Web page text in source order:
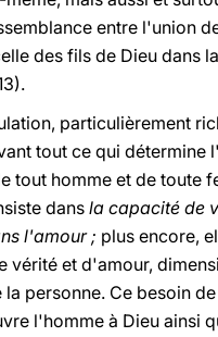
entre l'union
des fils de Dieu dans
particulièrement
tout ce qui détermine
tout homme et de toute
dans la capacité de
l'amour ; plus encore,
vérité et d'amour,
la personne. Ce besoin
l'homme à Dieu ainsi